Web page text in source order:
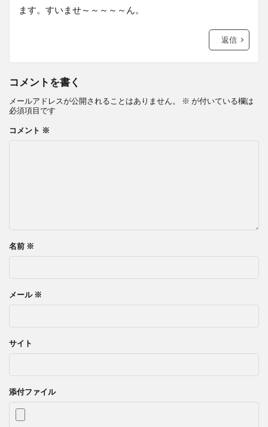
ます。すいませ～～～～～ん。
返信
コメントを書く
メールアドレスが公開されることはありません。 ※ が付いている欄は
必須項目です
コメント ※
名前 ※
メール ※
サイト
添付ファイル